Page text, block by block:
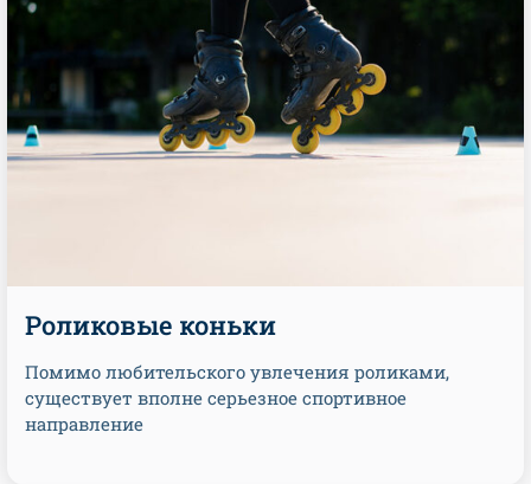
Роликовые коньки
Помимо любительского увлечения роликами,
существует вполне серьезное спортивное
направление